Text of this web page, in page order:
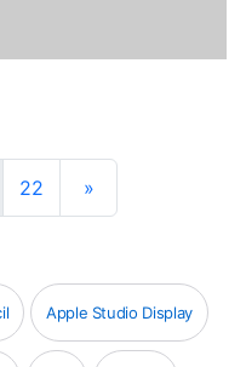
22 »
Apple Studio Display